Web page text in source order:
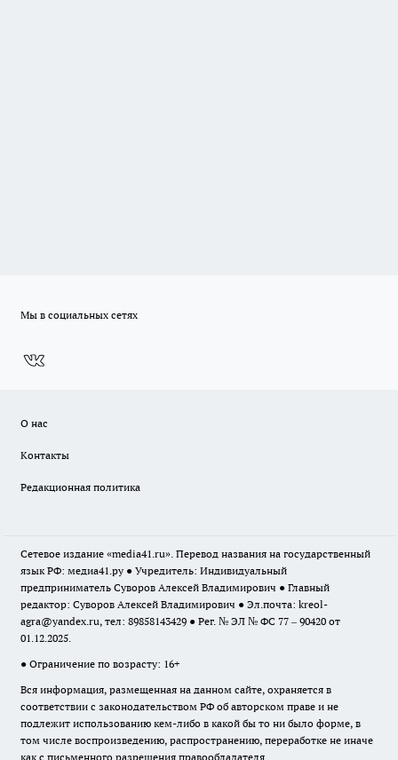
Мы в социальных сетях
О нас
Контакты
Редакционная политика
Сетевое издание «media41.ru». Перевод названия на государственный
язык РФ: медиа41.ру ● Учредитель: Индивидуальный
предприниматель Суворов Алексей Владимирович ● Главный
редактор: Суворов Алексей Владимирович ● Эл.почта: kreol-
agra@yandex.ru, тел: 89858143429 ● Рег. № ЭЛ № ФС 77 – 90420 от
01.12.2025.
● Ограничение по возрасту: 16+
Вся информация, размещенная на данном сайте, охраняется в
соответствии с законодательством РФ об авторском праве и не
подлежит использованию кем-либо в какой бы то ни было форме, в
том числе воспроизведению, распространению, переработке не иначе
как с письменного разрешения правообладателя.